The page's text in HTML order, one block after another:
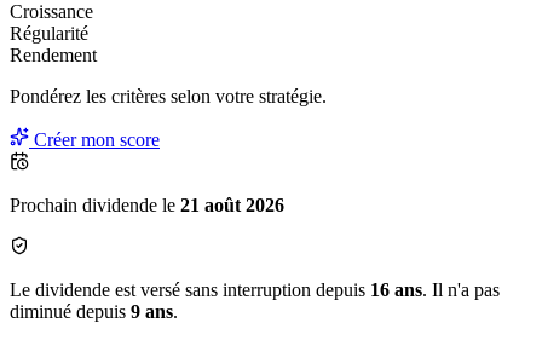
Croissance
Régularité
Rendement
Pondérez les critères selon votre stratégie.
Créer mon score
Prochain dividende le 21 août 2026
Le dividende est versé sans interruption depuis 16 ans. Il n'a pas
diminué depuis 9 ans.